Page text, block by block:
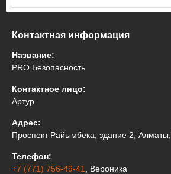
Контактная информация
Название:
PRO Безопасность
Контактное лицо:
Артур
Адрес:
Проспект Райымбека, здание 2, Алматы,
Телефон:
+7 (771) 756-49-41
, Вероника